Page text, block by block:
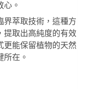
心。
界萃取技術，這種方
提取出高純度的有效
更能保留植物的天然
所在。